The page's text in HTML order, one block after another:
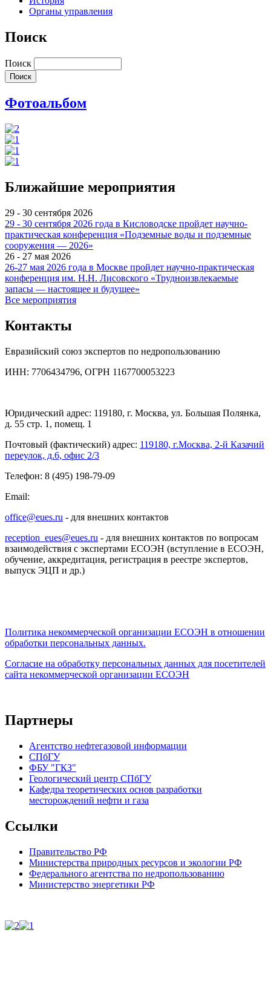
Органы управления
Поиск
Поиск
Фотоальбом
Ближайшие мероприятия
29 - 30 сентября 2026
29 - 30 сентября 2026 года в Кисловодске пройдет научно-
практическая конференция «Подземные воды и подземные
сооружения — 2026»
26 - 27 мая 2026
26-27 мая 2026 года в Москве пройдет научно-практическая
конференция им. Н.Н. Лисовского «Трудноизвлекаемые
запасы — настоящее и будущее»
Все мероприятия
Контакты
Евразийский союз экспертов по недропользованию
ИНН: 7706434796, ОГРН 1167700053223
Юридический адрес: 119180, г. Москва, ул. Большая Полянка,
д. 55 стр. 1, помещ. 1
Почтовый (фактический) адрес: 119180, г.Москва, 2-й Казачий
переулок, д.6, офис 2/3
Телефон: 8 (495) 198-79-09
Email:
office@eues.ru - для внешних контактов
reception_eues@eues.ru - для внешних контактов по вопросам
взаимодействия с экспертами ЕСОЭН (вступление в ЕСОЭН,
обучение, аккредитация, регистрация в реестре экспертов,
выпуск ЭЦП и др.)
Политика некоммерческой организации ЕСОЭН в отношении
обработки персональных данных.
Согласие на обработку персональных данных для посетителей
сайта некоммерческой организации ЕСОЭН
Партнеры
Агентство нефтегазовой информации
СПбГУ
ФБУ "ГКЗ"
Геологический центр СПбГУ
Кафедра теоретических основ разработки
месторождений нефти и газа
Ссылки
Правительство РФ
Министерства природных ресурсов и экологии РФ
Федерального агентства по недропользованию
Министерство энергетики РФ